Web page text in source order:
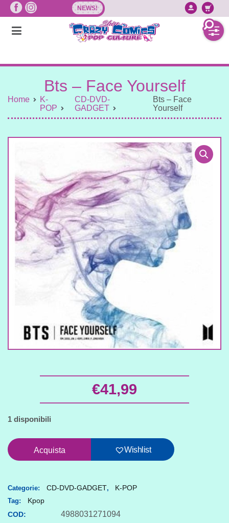
Vai
contenuto
NEWS!
Bts – Face Yourself
Home
K-
POP
CD-DVD-
GADGET
Bts – Face
Yourself
€41,99
1 disponibili
Bts
-
Yourself
quantità
Acquista Wishlist
Categorie: CD-DVD-GADGET, K-POP
Tag:
Kpop
COD:
4988031271094